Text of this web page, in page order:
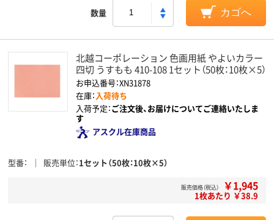
数量 カゴへ
北越コーポレーション 色画用紙 やよいカラー
四切 うすもも 410-108 1セット（50枚：10枚×5）
お申込番号：XN31878
在庫：入荷待ち
入荷予定：ご注文後、お届けについてご連絡いたしま
す
アスクル在庫商品
型番 販売単位 1セット（50枚：10枚×5）
販売価格（税込） ￥1,945
1枚あたり ￥38.9